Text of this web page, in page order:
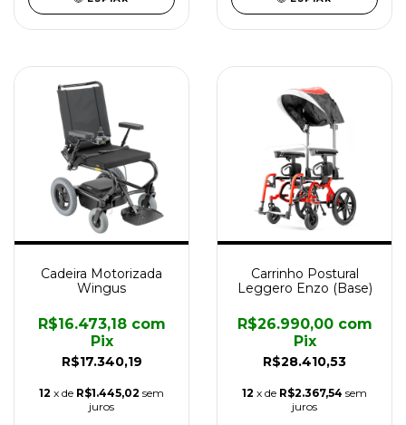
Cadeira Motorizada
Wingus
R$17.340,19
R$16.473,18 com
Pix
12 x de R$1.445,02 sem
juros
Carrinho Postural
Leggero Enzo (Base)
R$28.410,53
R$26.990,00 com
Pix
12 x de R$2.367,54 sem
juros